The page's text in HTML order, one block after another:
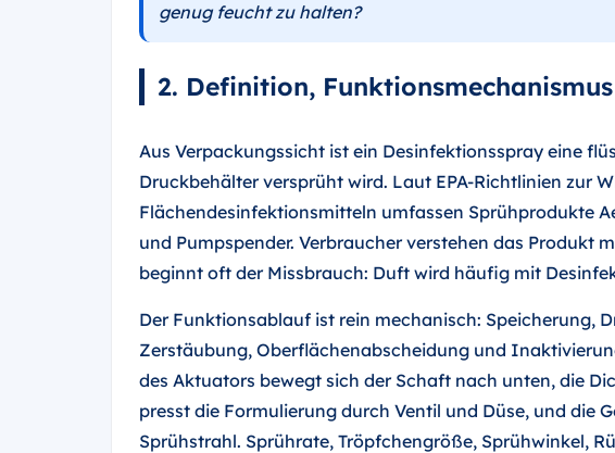
genug feucht zu halten?
2. Definition,
Aus Verpackungssicht ist ein Desinfektionsspray eine
Druckbehälter versprüht wird. Laut EPA-Richtlinien zur
Flächendesinfektionsmitteln umfassen Sprühprodukte
und Pumpspender. Verbraucher verstehen das Produkt
beginnt oft der Missbrauch: Duft wird häufig mit
Der Funktionsablauf ist rein mechanisch: Speicherung,
Zerstäubung, Oberflächenabscheidung und
des Aktuators bewegt sich der Schaft nach unten, die
presst die Formulierung durch Ventil und Düse, und die
Sprühstrahl. Sprührate, Tröpfchengröße, Sprühwinkel,